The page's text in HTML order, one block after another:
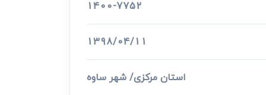
1400-7752
1398/04/11
استان مرکزی/ شهر ساوه